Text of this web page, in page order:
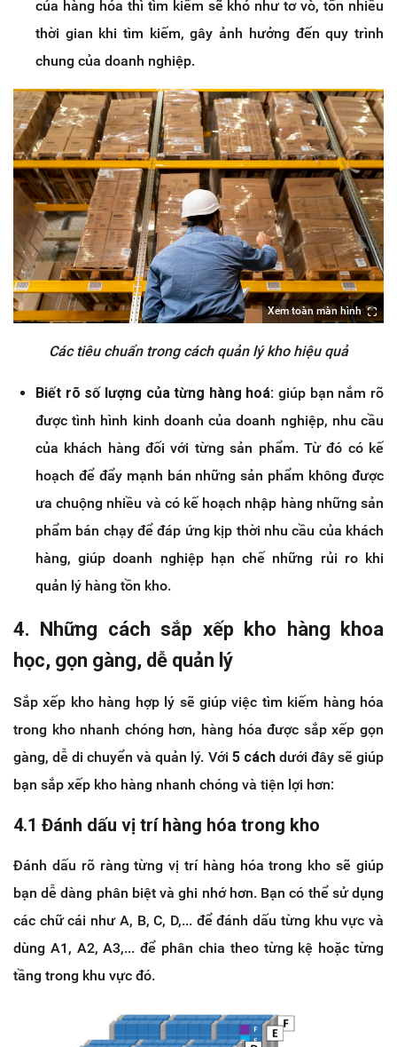
của hàng hóa thì tìm kiếm sẽ khó như tơ vò, tốn nhiều
thời gian khi tìm kiếm, gây ảnh hưởng đến quy trình
chung của doanh nghiệp.
Xem toàn màn hình
Các tiêu chuẩn trong cách quản lý kho hiệu quả
Biết rõ số lượng của từng hàng hoá: giúp bạn nắm rõ
được tình hình kinh doanh của doanh nghiệp, nhu cầu
của khách hàng đối với từng sản phẩm. Từ đó có kế
hoạch để đẩy mạnh bán những sản phẩm không được
ưa chuộng nhiều và có kế hoạch nhập hàng những sản
phẩm bán chạy để đáp ứng kịp thời nhu cầu của khách
hàng, giúp doanh nghiệp hạn chế những rủi ro khi
quản lý hàng tồn kho.
4. Những cách sắp xếp kho hàng khoa
học, gọn gàng, dễ quản lý
Sắp xếp kho hàng hợp lý sẽ giúp việc tìm kiếm hàng hóa
trong kho nhanh chóng hơn, hàng hóa được sắp xếp gọn
gàng, dễ di chuyển và quản lý. Với 5 cáchdưới đây sẽ giúp
bạn sắp xếp kho hàng nhanh chóng và tiện lợi hơn:
4.1 Đánh dấu vị trí hàng hóa trong kho
Đánh dấu rõ ràng từng vị trí hàng hóa trong kho sẽ giúp
bạn dễ dàng phân biệt và ghi nhớ hơn. Bạn có thể sử dụng
các chữ cái như A, B, C, D,... để đánh dấu từng khu vực và
dùng A1, A2, A3,... để phân chia theo từng kệ hoặc từng
tầng trong khu vực đó.